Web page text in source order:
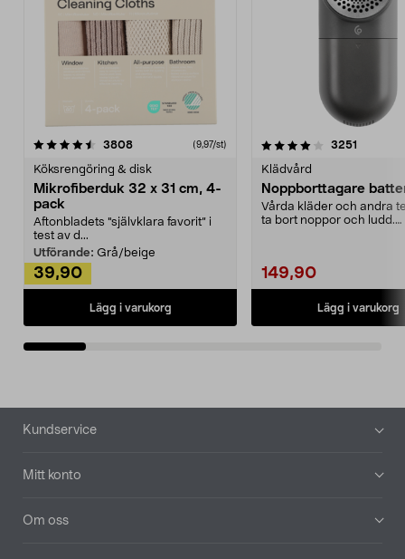
3808recensioner (9,97/st)
Köksrengöring & disk
Mikrofiberduk 32 x 31 cm, 4-
pack
Aftonbladets "självklara favorit” i
test av d...
Utförande: Grå/beige
39,90
Lägg i varukorg
4.0av 5 stjärnor 3251
Klädvård
Noppborttagare
Vårda kläder och andra
ta bort noppor och ludd.
149,90
Lägg i varukorg
4.5av 5 stjärnor
Sidfot
Kundservice
Mitt konto
Om oss